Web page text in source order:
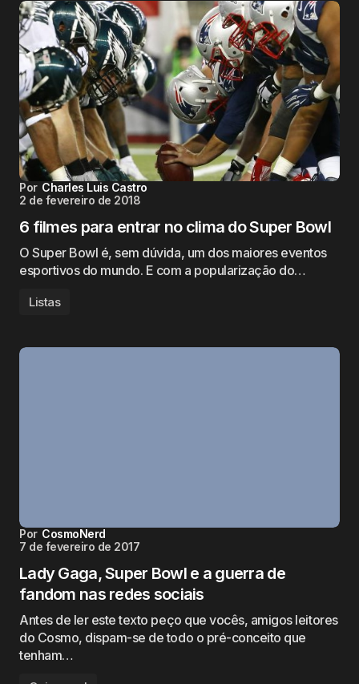
Por Charles Luis Castro
2 de fevereiro de 2018
6 filmes para entrar no clima do Super Bowl
O Super Bowl é, sem dúvida, um dos maiores eventos
esportivos do mundo. E com a popularização do…
Listas
Por CosmoNerd
7 de fevereiro de 2017
Lady Gaga, Super Bowl e a guerra de
fandom nas redes sociais
Antes de ler este texto peço que vocês, amigos leitores
do Cosmo, dispam-se de todo o pré-conceito que
tenham…